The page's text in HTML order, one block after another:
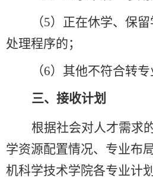
（5）正在休学、保
处理程序的；
（6）其他不符合转专
三、接收计划
根据社会对人才需求
学资源配置情况、专业布
机科学技术学院各专业计